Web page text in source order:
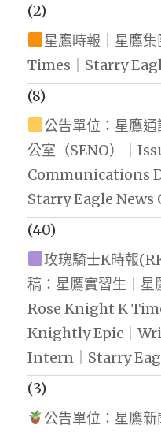
(2)
星鷹時報｜星鷹
Times｜Starry
(8)
公告單位：星鷹
公室（SENO）｜
Communications
Starry Eagle News
(40)
玫瑰騎士K時報
稿：星鷹實習生｜星
Rose Knight K
Knightly Epic｜
Intern｜Starry
(3)
公告單位：星鷹